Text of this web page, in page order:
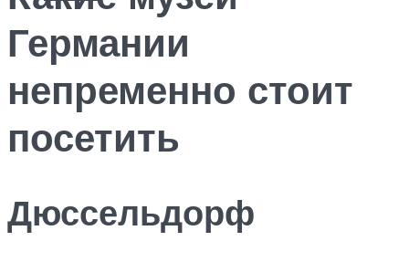
Германии
непременно стоит
посетить
Дюссельдорф